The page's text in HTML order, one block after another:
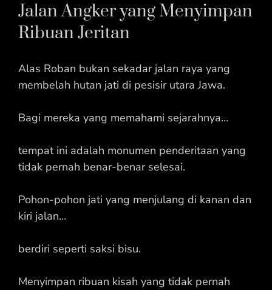
Jalan Angker yang Menyimpan
Ribuan Jeritan
Alas Roban bukan sekadar jalan raya yang
membelah hutan jati di pesisir utara Jawa.
Bagi mereka yang memahami sejarahnya…
tempat ini adalah monumen penderitaan yang
tidak pernah benar-benar selesai.
Pohon-pohon jati yang menjulang di kanan dan
kiri jalan…
berdiri seperti saksi bisu.
Menyimpan ribuan kisah yang tidak pernah